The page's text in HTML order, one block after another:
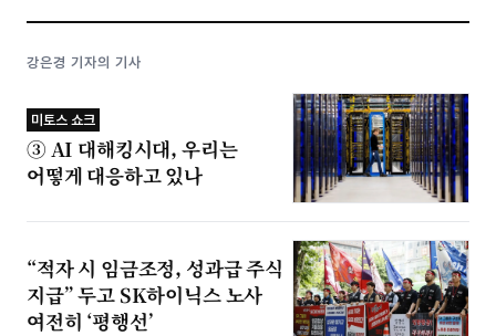
강은경 기자의 기사
미토스 쇼크
③ AI 대해킹시대, 우리는
어떻게 대응하고 있나
“적자 시 임금조정, 성과급 주식
지급” 두고 SK하이닉스 노사
여전히 ‘평행선’